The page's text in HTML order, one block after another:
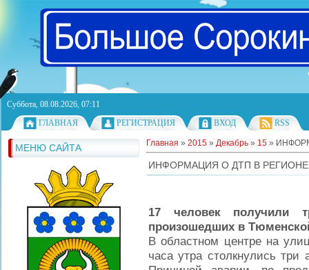
Суббота, 08.08.2026, 07:11
ГЛАВНАЯ
РЕГИСТРАЦИЯ ВХОД RSS
МЕНЮ САЙТА Главная » 2015 » Декабрь » 15 »
ИНФОРМАЦИЯ О ДТП В РЕГИОНЕ
17 человек получили
произошедших в
В областном центре на
часа утра столкнулись